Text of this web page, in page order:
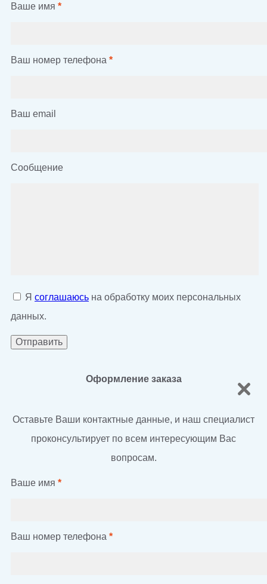
Ваше имя *
Ваш номер телефона *
Ваш email
Сообщение
Я соглашаюсь на обработку моих персональных
данных.
Оформление заказа
Оставьте Ваши контактные данные, и наш специалист
проконсультирует по всем интересующим Вас
вопросам.
Ваше имя *
Ваш номер телефона *